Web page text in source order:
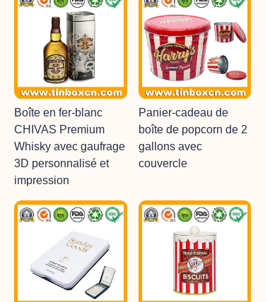
Boîte en fer-blanc
CHIVAS Premium
Whisky avec gaufrage
3D personnalisé et
impression
Panier-cadeau de
boîte de popcorn de 2
gallons avec
couvercle